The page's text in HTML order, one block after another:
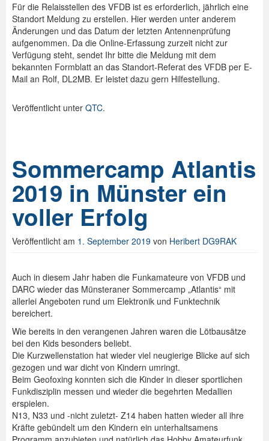
Für die Relaisstellen des VFDB ist es erforderlich, jährlich eine
Standort Meldung zu erstellen. Hier werden unter anderem
Änderungen und das Datum der letzten Antennenprüfung
aufgenommen. Da die Online-Erfassung zurzeit nicht zur
Verfügung steht, sendet Ihr bitte die Meldung mit dem
bekannten Formblatt an das Standort-Referat des VFDB per E-
Mail an Rolf, DL2MB. Er leistet dazu gern Hilfestellung.
Veröffentlicht unter QTC.
Sommercamp Atlantis
2019 in Münster ein
voller Erfolg
Veröffentlicht am 1. September 2019 von Heribert DG9RAK
Auch in diesem Jahr haben die Funkamateure von VFDB und
DARC wieder das Münsteraner Sommercamp „Atlantis“ mit
allerlei Angeboten rund um Elektronik und Funktechnik
bereichert.
Wie bereits in den verangenen Jahren waren die Lötbausätze
bei den Kids besonders beliebt.
Die Kurzwellenstation hat wieder viel neugierige Blicke auf sich
gezogen und war dicht von Kindern umringt.
Beim Geofoxing konnten sich die Kinder in dieser sportlichen
Funkdisziplin messen und wieder die begehrten Medallien
erspielen.
N13, N33 und -nicht zuletzt- Z14 haben hatten wieder all ihre
Kräfte gebündelt um den Kindern ein unterhaltsamens